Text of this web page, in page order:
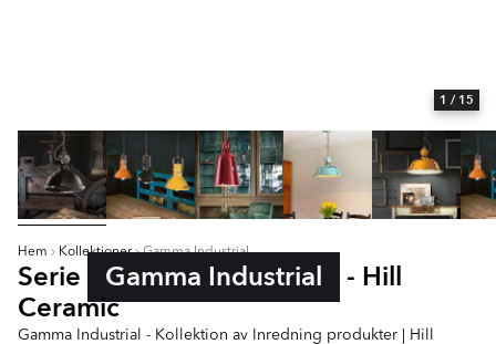
Hem Kollektioner Gamma Industrial
Serie Gamma Industrial
- Hill
Ceramic
Gamma Industrial - Kollektion av Inredning produkter | Hill
1 / 15